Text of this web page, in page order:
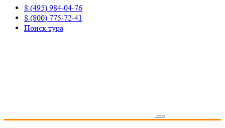
8 (495) 984-04-76
8 (800) 775-72-41
Поиск тура